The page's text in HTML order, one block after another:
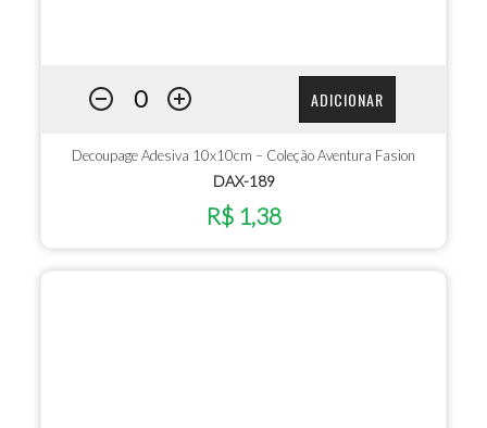
ADICIONAR
Decoupage Adesiva 10x10cm – Coleção Aventura Fasion
DAX-189
R$ 1,38